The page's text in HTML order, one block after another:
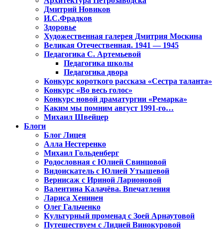
Дмитрий Новиков
И.С.Фрадков
Здоровье
Художественная галерея Дмитрия Москина
Великая Отечественная. 1941 — 1945
Педагогика С. Артемьевой
Педагогика школы
Педагогика двора
Конкурс короткого рассказа «Сестра таланта»
Конкурс «Во весь голос»
Конкурс новой драматургии «Ремарка»
Каким мы помним август 1991-го…
Михаил Швейцер
Блоги
Блог Лицея
Алла Нестеренко
Михаил Гольденберг
Родословная с Юлией Свинцовой
Видоискатель с Юлией Утышевой
Вернисаж с Ириной Ларионовой
Валентина Калачёва. Впечатления
Лариса Хенинен
Олег Гальченко
Культурный променад с Зоей Арнаутовой
Путешествуем с Лидией Винокуровой